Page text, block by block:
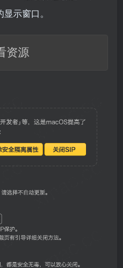
示窗口。
资源